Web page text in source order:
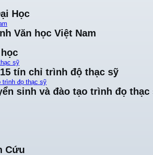
Học
Văn học Việt Nam
sỹ
tín chỉ trình độ thạc sỹ
trình đọ thạc sỹ
sinh và đào tạo trình đọ thạc
Cứu